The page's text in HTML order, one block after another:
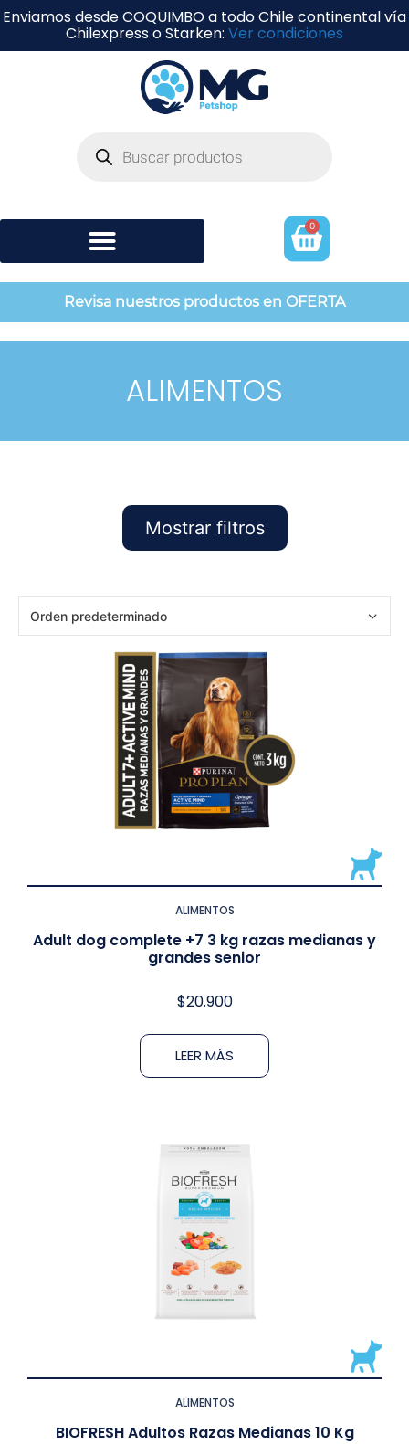
Enviamos desde COQUIMBO a todo Chile continental vía
Chilexpress o Starken: Ver condiciones
0
Revisa nuestros productos en OFERTA
ALIMENTOS
Mostrar filtros
ALIMENTOS
Adult dog complete +7 3 kg razas medianas y
grandes senior
$20.900
LEER MÁS
ALIMENTOS
BIOFRESH Adultos Razas Medianas 10 Kg